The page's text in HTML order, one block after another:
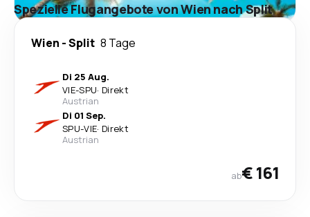
Spezielle Flugangebote von Wien nach Split
Wien -Split 8 Tage
Di 25 Aug.
VIE-SPU· Direkt
Austrian
Di 01 Sep.
SPU-VIE· Direkt
Austrian
ab€ 161